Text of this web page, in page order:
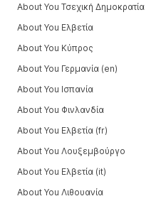
About You Τσεχική Δημοκρατία
About You Ελβετία
About You Κύπρος
About You Γερμανία (en)
About You Ισπανία
About You Φινλανδία
About You Ελβετία (fr)
About You Λουξεμβούργο
About You Ελβετία (it)
About You Λιθουανία